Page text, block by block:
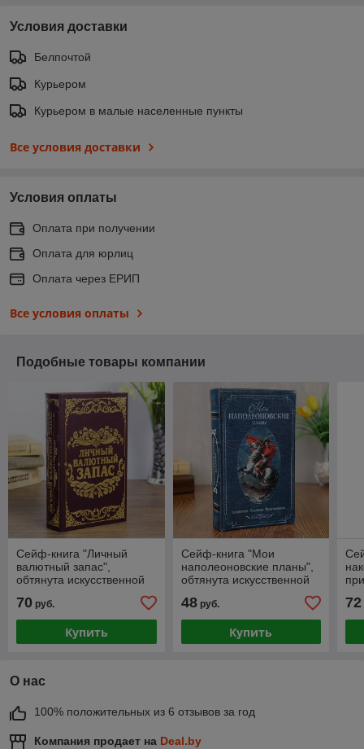
Условия доставки
Белпочтой
Курьером
Курьером в малые населенные пункты
Все условия доставки
Условия оплаты
Оплата при получении
Оплата для юрлиц
Оплата через ЕРИП
Все условия оплаты
Подобные товары компании
Сейф-книга "Личный
валютный запас",
обтянута искусственной
70 руб.
Купить
Сейф-книга "Мои
наполеоновские планы",
обтянута искусственной
48руб.
Купить
72
О нас
100% положительных из 6 отзывов за год
Компания продает на Deal.by